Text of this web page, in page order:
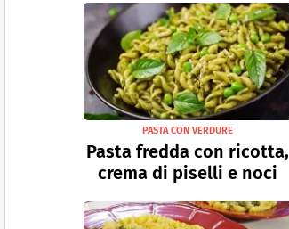
PASTA CON VERDURE
Pasta fredda con ricotta,
crema di piselli e noci